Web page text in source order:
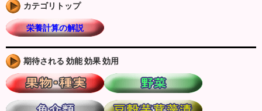
カテゴリトップ
栄養計算の解説
期待される 効能 効果 効用